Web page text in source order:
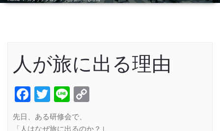
人が旅に出る理由
Facebook
Twitter
Line
先日、ある研修会で、
「人はなぜ旅に出るのか？｣